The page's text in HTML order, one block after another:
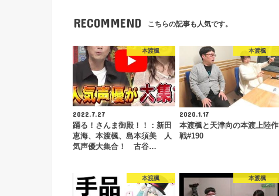
RECOMMEND こちらの記事も人気です。
本渡楓
2022.7.27
踊る！さんま御殿！！：新田
恵海、本渡楓、島本須美 人
気声優大集合！ 古谷…
本渡楓
2020.1.17
本渡楓と天津向の本渡上陸作
戦#190
本渡楓 本渡楓